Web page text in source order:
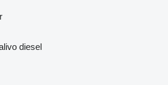
diesel